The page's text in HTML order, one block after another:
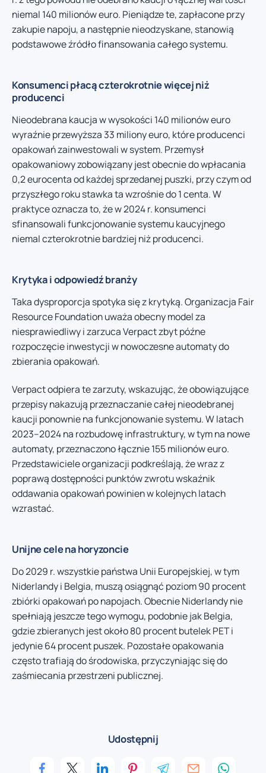
niemal 140 milionów euro. Pieniądze te, zapłacone przy
zakupie napoju, a następnie nieodzyskane, stanowią
podstawowe źródło finansowania całego systemu.
Konsumenci płacą czterokrotnie więcej niż
producenci
Nieodebrana kaucja w wysokości 140 milionów euro
wyraźnie przewyższa 33 miliony euro, które producenci
opakowań zainwestowali w system. Przemysł
opakowaniowy zobowiązany jest obecnie do wpłacania
0,2 eurocenta od każdej sprzedanej puszki, przy czym od
przyszłego roku stawka ta wzrośnie do 1 centa. W
praktyce oznacza to, że w 2024 r. konsumenci
sfinansowali funkcjonowanie systemu kaucyjnego
niemal czterokrotnie bardziej niż producenci.
Krytyka i odpowiedź branży
Taka dysproporcja spotyka się z krytyką. Organizacja Fair
Resource Foundation uważa obecny model za
niesprawiedliwy i zarzuca Verpact zbyt późne
rozpoczęcie inwestycji w nowoczesne automaty do
zbierania opakowań.
Verpact odpiera te zarzuty, wskazując, że obowiązujące
przepisy nakazują przeznaczanie całej nieodebranej
kaucji ponownie na funkcjonowanie systemu. W latach
2023–2024 na rozbudowę infrastruktury, w tym na nowe
automaty, przeznaczono łącznie 155 milionów euro.
Przedstawiciele organizacji podkreślają, że wraz z
poprawą dostępności punktów zwrotu wskaźnik
oddawania opakowań powinien w kolejnych latach
wzrastać.
Unijne cele na horyzoncie
Do 2029 r. wszystkie państwa Unii Europejskiej, w tym
Niderlandy i Belgia, muszą osiągnąć poziom 90 procent
zbiórki opakowań po napojach. Obecnie Niderlandy nie
spełniają jeszcze tego wymogu, podobnie jak Belgia,
gdzie zbieranych jest około 80 procent butelek PET i
jedynie 64 procent puszek. Pozostałe opakowania
często trafiają do środowiska, przyczyniając się do
zaśmiecania przestrzeni publicznej.
Udostępnij